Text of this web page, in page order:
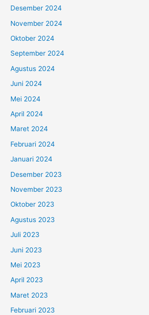
Desember 2024
November 2024
Oktober 2024
September 2024
Agustus 2024
Juni 2024
Mei 2024
April 2024
Maret 2024
Februari 2024
Januari 2024
Desember 2023
November 2023
Oktober 2023
Agustus 2023
Juli 2023
Juni 2023
Mei 2023
April 2023
Maret 2023
Februari 2023